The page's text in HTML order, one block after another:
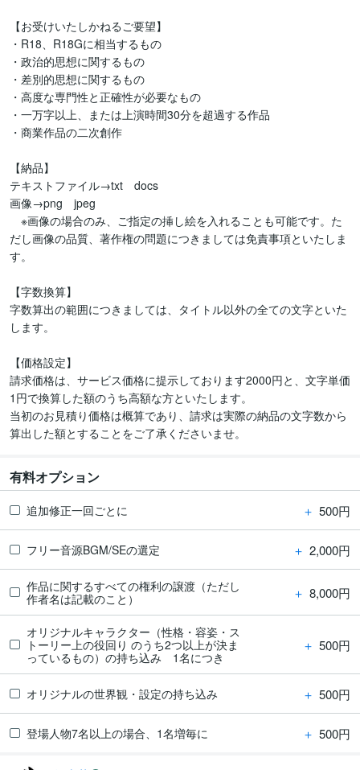
【お受けいたしかねるご要望】
・R18、R18Gに相当するもの
・政治的思想に関するもの
・差別的思想に関するもの
・高度な専門性と正確性が必要なもの
・一万字以上、または上演時間30分を超過する作品
・商業作品の二次創作
【納品】
テキストファイル→txt　docs
画像→png　jpeg
※画像の場合のみ、ご指定の挿し絵を入れることも可能です。た
だし画像の品質、著作権の問題につきましては免責事項といたしま
す。
【字数換算】
字数算出の範囲につきましては、タイトル以外の全ての文字といた
します。
【価格設定】
請求価格は、サービス価格に提示しております2000円と、文字単価
1円で換算した額のうち高額な方といたします。
当初のお見積り価格は概算であり、請求は実際の納品の文字数から
算出した額とすることをご了承くださいませ。
有料オプション
追加修正一回ごとに ＋ 500円
フリー音源BGM/SEの選定 ＋ 2,000円
作品に関するすべての権利の譲渡（ただし
作者名は記載のこと）
＋ 8,000円
オリジナルキャラクター（性格・容姿・ス
トーリー上の役回り のうち2つ以上が決ま
っているもの）の持ち込み 1名につき
＋ 500円
オリジナルの世界観・設定の持ち込み ＋ 500円
登場人物7名以上の場合、1名増毎に ＋ 500円